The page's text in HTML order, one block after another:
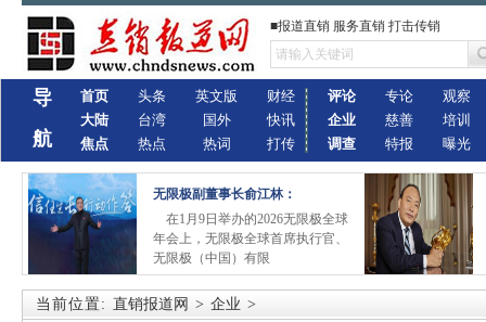
■报道直销 服务直销 打击传销
导
航
首页
大陆
焦点
头条
台湾
热点
英文版
国外
热词
财经
快讯
打传
评论
企业
调查
专论
慈善
特报
观察
培训
曝光
无限极副董事长俞江林：
在1月9日举办的2026无限极全球
年会上，无限极全球首席执行官、
无限极（中国）有限
当前位置: 直销报道网 > 企业 >